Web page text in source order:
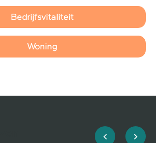
Bedrijfsvitaliteit
Woning